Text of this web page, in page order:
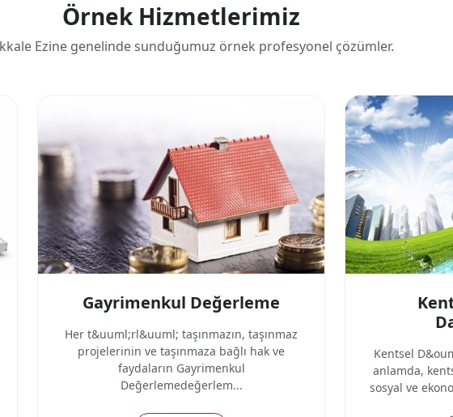
Örnek Hizmetlerimiz
Ezine genelinde sunduğumuz örnek profesyonel çözümler.
Gayrimenkul Değerleme
Her t&uuml;rl&uuml; taşınmazın, taşınmaz
projelerinin ve taşınmaza bağlı hak ve
faydaların Gayrimenkul
Değerlemedeğerlem...
Kentsel
anlamda,
sosyal ve